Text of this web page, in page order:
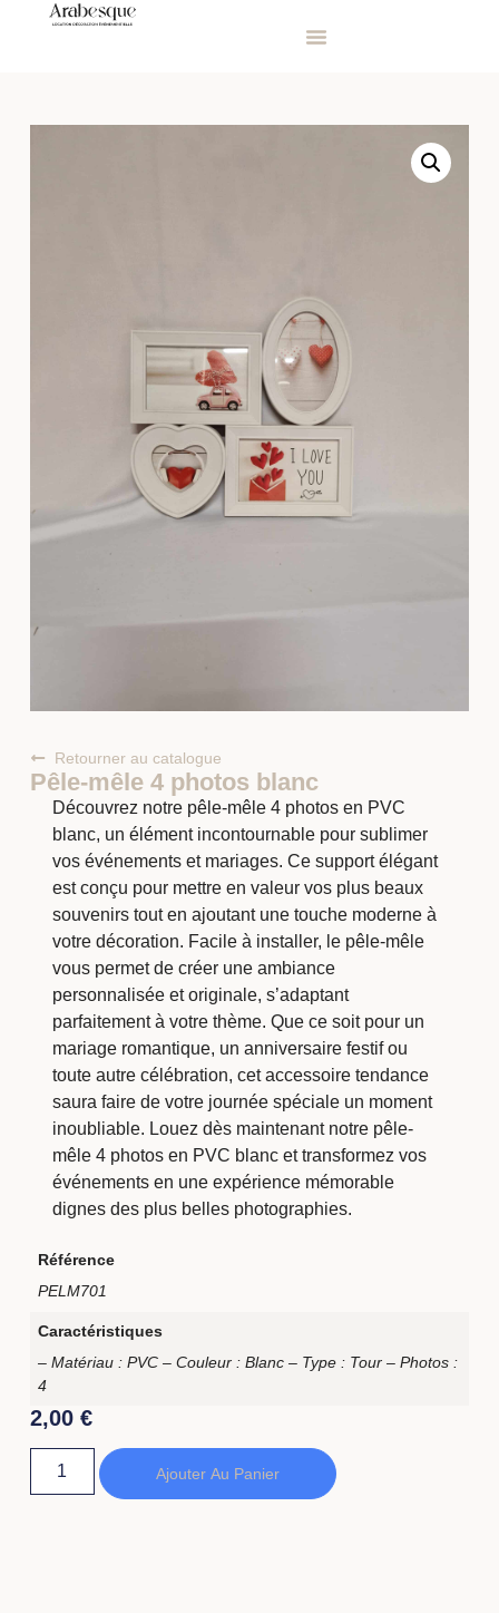
Retourner au catalogue
Pêle-mêle 4 photos blanc
Découvrez notre pêle-mêle 4 photos en PVC
blanc, un élément incontournable pour sublimer
vos événements et mariages. Ce support élégant
est conçu pour mettre en valeur vos plus beaux
souvenirs tout en ajoutant une touche moderne à
votre décoration. Facile à installer, le pêle-mêle
vous permet de créer une ambiance
personnalisée et originale, s’adaptant
parfaitement à votre thème. Que ce soit pour un
mariage romantique, un anniversaire festif ou
toute autre célébration, cet accessoire tendance
saura faire de votre journée spéciale un moment
inoubliable. Louez dès maintenant notre pêle-
mêle 4 photos en PVC blanc et transformez vos
événements en une expérience mémorable
dignes des plus belles photographies.
Référence
PELM701
Caractéristiques
– Matériau : PVC – Couleur : Blanc – Type : Tour – Photos :
4
2,00 €
Ajouter Au Panier